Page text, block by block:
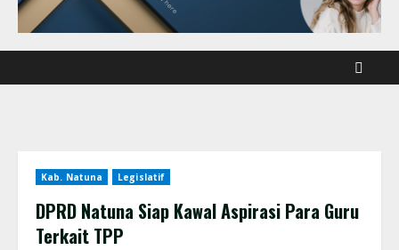
Kab. Natuna Legislatif
DPRD Natuna Siap Kawal Aspirasi Para Guru
Terkait TPP